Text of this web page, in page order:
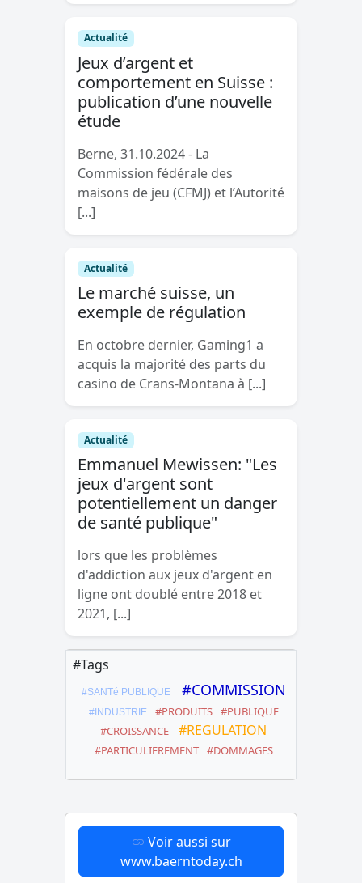
Actualité
Jeux d’argent et
comportement en Suisse :
publication d’une nouvelle
étude
Berne, 31.10.2024 - La
Commission fédérale des
maisons de jeu (CFMJ) et l’Autorité
[...]
Actualité
Le marché suisse, un
exemple de régulation
En octobre dernier, Gaming1 a
acquis la majorité des parts du
casino de Crans-Montana à [...]
Actualité
Emmanuel Mewissen: "Les
jeux d'argent sont
potentiellement un danger
de santé publique"
lors que les problèmes
d'addiction aux jeux d'argent en
ligne ont doublé entre 2018 et
2021, [...]
#Tags
#SANTé PUBLIQUE #COMMISSION
#INDUSTRIE #PRODUITS #PUBLIQUE
#CROISSANCE
#REGULATION
#PARTICULIEREMENT #DOMMAGES
Voir aussi sur
www.baerntoday.ch